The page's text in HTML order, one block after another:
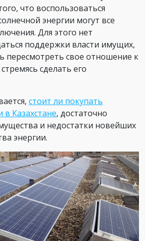
что воспользоваться
энергии могут все
Для этого нет
поддержки власти имущих,
пересмотреть свое отношение к
сделать его
стоит ли покупать
в Казахстане, достаточно
и недостатки новейших
энергии.